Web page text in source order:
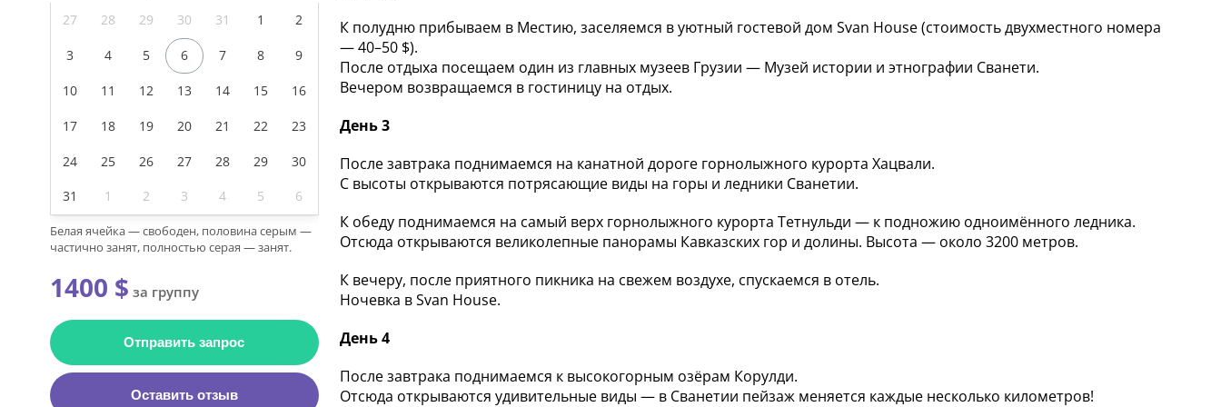
27 28 29 30 31 1 2
3 4 5 6 7 8 9
10 11 12 13 14 15 16
17 18 19 20 21 22 23
24 25 26 27 28 29 30
31 1 2 3 4 5 6
Белая ячейка — свободен, половина серым —
частично занят, полностью серая — занят.
1400 $ за группу
Отправить запрос
Оставить отзыв
К полудню прибываем в Местию, заселяемся в уютный гостевой дом Svan House (стоимость двухместного номера
— 40–50 $).
После отдыха посещаем один из главных музеев Грузии — Музей истории и этнографии Сванети.
Вечером возвращаемся в гостиницу на отдых.
День 3
После завтрака поднимаемся на канатной дороге горнолыжного курорта Хацвали.
С высоты открываются потрясающие виды на горы и ледники Сванетии.
К обеду поднимаемся на самый верх горнолыжного курорта Тетнульди — к подножию одноимённого ледника.
Отсюда открываются великолепные панорамы Кавказских гор и долины. Высота — около 3200 метров.
К вечеру, после приятного пикника на свежем воздухе, спускаемся в отель.
Ночевка в Svan House.
День 4
После завтрака поднимаемся к высокогорным озёрам Корулди.
Отсюда открываются удивительные виды — в Сванетии пейзаж меняется каждые несколько километров!